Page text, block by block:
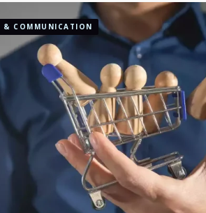
& COMMUNICATION